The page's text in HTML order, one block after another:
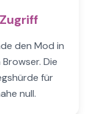
den Mod in
Die
für
null.